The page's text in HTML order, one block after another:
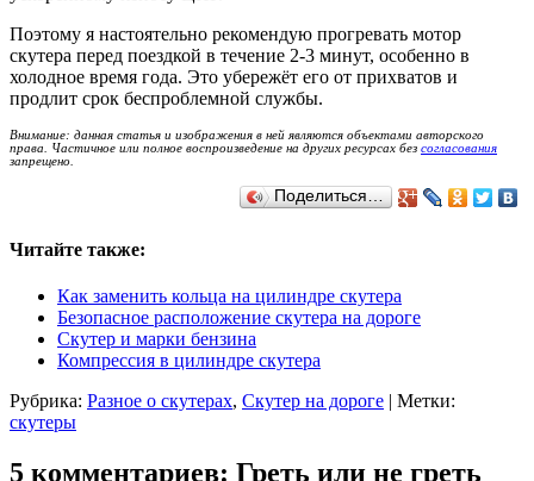
Поэтому я настоятельно рекомендую прогревать мотор
скутера перед поездкой в течение 2-3 минут, особенно в
холодное время года. Это убережёт его от прихватов и
продлит срок беспроблемной службы.
Внимание: данная статья и изображения в ней являются объектами авторского
права. Частичное или полное воспроизведение на других ресурсах без согласования
запрещено.
Поделиться…
Читайте также:
Как заменить кольца на цилиндре скутера
Безопасное расположение скутера на дороге
Скутер и марки бензина
Компрессия в цилиндре скутера
Рубрика: Разное о скутерах, Скутер на дороге | Метки:
скутеры
5 комментариев: Греть или не греть